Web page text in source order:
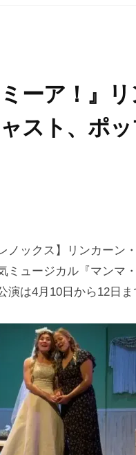
ミーア！』
スト、ポ
ノックス】リンカー
ミュージカル『マンマ
演は4月10日から12日ま